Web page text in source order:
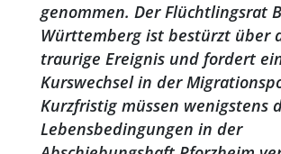
genommen. Der Flüchtlingsrat
Württemberg ist bestürzt über
traurige Ereignis und fordert
Kurswechsel in der
Kurzfristig müssen wenigstens
Lebensbedingungen in der